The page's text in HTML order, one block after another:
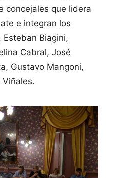
concejales que lidera
e integran los
Esteban Biagini,
Cabral, José
Gustavo Mangoni,
Viñales.